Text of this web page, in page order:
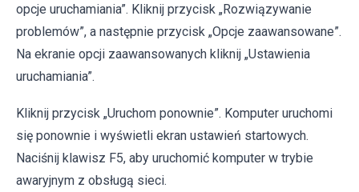
opcje uruchamiania”. Kliknij przycisk „Rozwiązywanie
problemów”, a następnie przycisk „Opcje zaawansowane”.
Na ekranie opcji zaawansowanych kliknij „Ustawienia
uruchamiania”.
Kliknij przycisk „Uruchom ponownie”. Komputer uruchomi
się ponownie i wyświetli ekran ustawień startowych.
Naciśnij klawisz F5, aby uruchomić komputer w trybie
awaryjnym z obsługą sieci.